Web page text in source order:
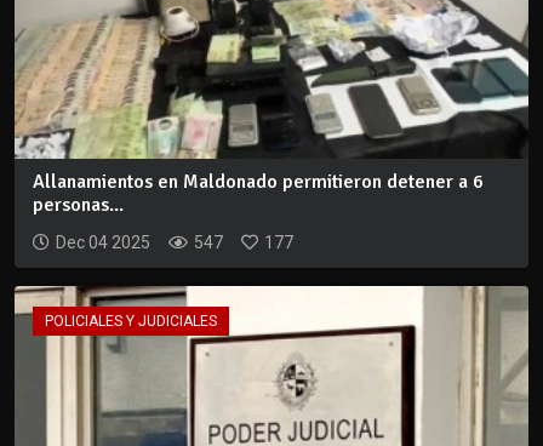
Allanamientos en Maldonado permitieron detener a 6
personas...
Dec 04 2025 547 177
POLICIALES Y JUDICIALES